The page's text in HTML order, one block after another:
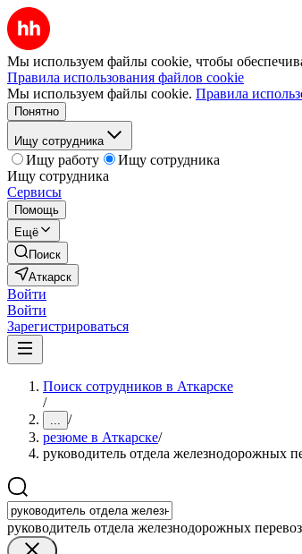
Мы используем файлы cookie, чтобы
Правила использования файлов cookie
Мы используем файлы cookie. Правила
Понятно
Ищу сотрудника
Ищу работу
Ищу сотрудника
Ищу сотрудника
Сервисы
Помощь
Ещё
Поиск
Аткарск
Войти
Войти
Зарегистрироваться
Поиск сотрудников в Аткарске
/
... /
резюме в Аткарске/
руководитель отдела железнодорожных
руководитель отдела железнодорожных